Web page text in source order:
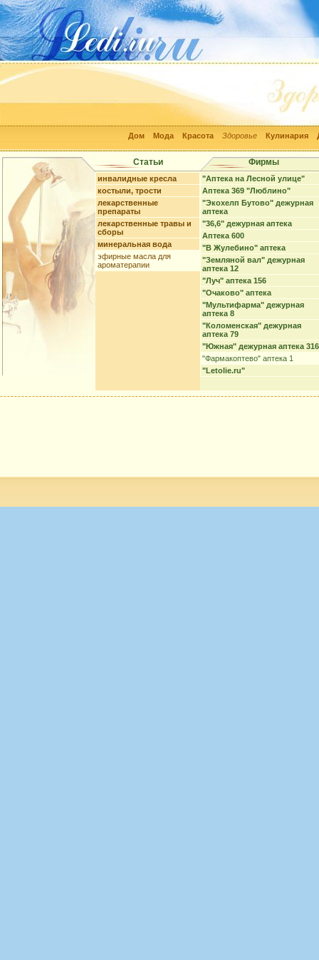
Дом Мода Красота Здоровье Кулинария
Статьи Фирмы
инвалидные кресла
костыли, трости
лекарственные
препараты
лекарственные травы и
сборы
минеральная вода
эфирные масла для
ароматерапии
"Аптека на Лесной улице"
Аптека 369 "Люблино"
"Экохелп Бутово" дежурная
аптека
"36,6" дежурная аптека
Аптека 600
"В Жулебино" аптека
"Земляной вал" дежурная
аптека 12
"Луч" аптека 156
"Очаково" аптека
"Мультифарма" дежурная
аптека 8
"Коломенская" дежурная
аптека 79
"Южная" дежурная аптека 316
"Фармакоптево" аптека 1
"Letolie.ru"